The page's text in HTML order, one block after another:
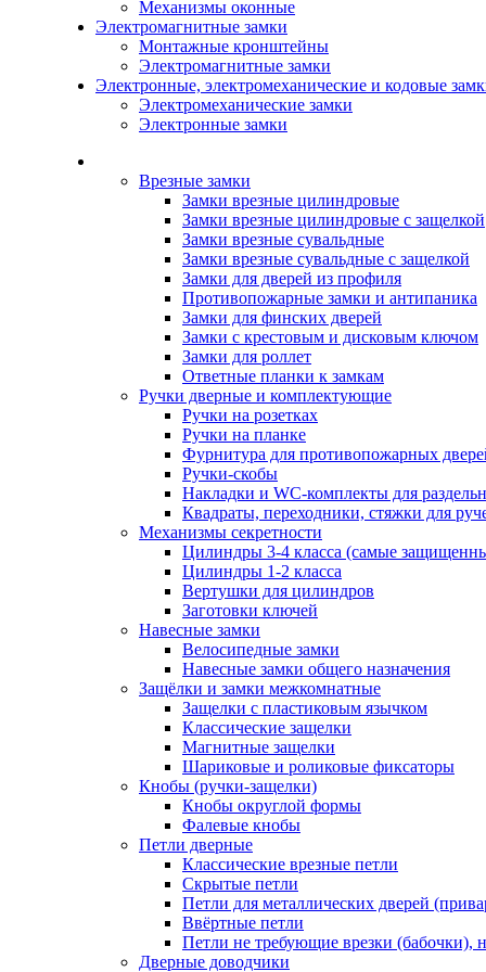
Механизмы оконные
Электромагнитные замки
Монтажные кронштейны
Электромагнитные замки
Электронные, электромеханические и кодовые
Электромеханические замки
Электронные замки
Врезные замки
Замки врезные цилиндровые
Замки врезные цилиндровые с защелкой
Замки врезные сувальдные
Замки врезные сувальдные с защелкой
Замки для дверей из профиля
Противопожарные замки и антипаника
Замки для финских дверей
Замки с крестовым и дисковым ключом
Замки для роллет
Ответные планки к замкам
Ручки дверные и комплектующие
Ручки на розетках
Ручки на планке
Фурнитура для противопожарных
Ручки-скобы
Накладки и WC-комплекты для
Квадраты, переходники, стяжки для
Механизмы секретности
Цилиндры 3-4 класса (самые
Цилиндры 1-2 класса
Вертушки для цилиндров
Заготовки ключей
Навесные замки
Велосипедные замки
Навесные замки общего назначения
Защёлки и замки межкомнатные
Защелки с пластиковым язычком
Классические защелки
Магнитные защелки
Шариковые и роликовые фиксаторы
Кнобы (ручки-защелки)
Кнобы округлой формы
Фалевые кнобы
Петли дверные
Классические врезные петли
Скрытые петли
Петли для металлических дверей
Ввёртные петли
Петли не требующие врезки (бабочки),
Дверные доводчики